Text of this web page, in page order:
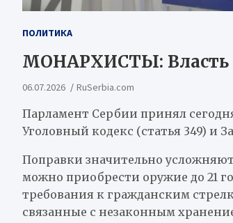
ПОЛИТИКА
МОНАРХИСТЫ: Власть
06.07.2026 RuSerbia.com
Парламент Сербии принял
Уголовный кодекс (статья 349) и
Поправки значительно
можно приобрести оружие до 21
требования к гражданским
связанные с незаконным